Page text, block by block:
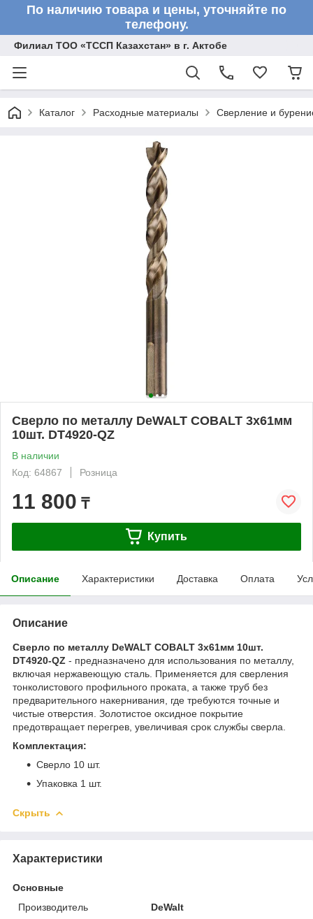
По наличию товара и цены, уточняйте по
телефону.
Филиал ТОО «ТССП Казахстан» в г. Актобе
Каталог Расходные материалы Сверление и
Сверло по металлу DeWALT COBALT 3х61мм
10шт. DT4920-QZ
В наличии
Код: 64867
Розница
11 800 ₸
Купить
Описание Характеристики Доставка Оплата
Описание
Сверло по металлу DeWALT COBALT 3х61мм 10шт.
DT4920-QZ - предназначено для использования по металлу,
включая нержавеющую сталь. Применяется для сверления
тонколистового профильного проката, а также труб без
предварительного накернивания, где требуются точные и
чистые отверстия. Золотистое оксидное покрытие
предотвращает перегрев, увеличивая срок службы сверла.
Комплектация:
Сверло 10 шт.
Упаковка 1 шт.
Скрыть
Характеристики
Основные
Производитель
DeWalt